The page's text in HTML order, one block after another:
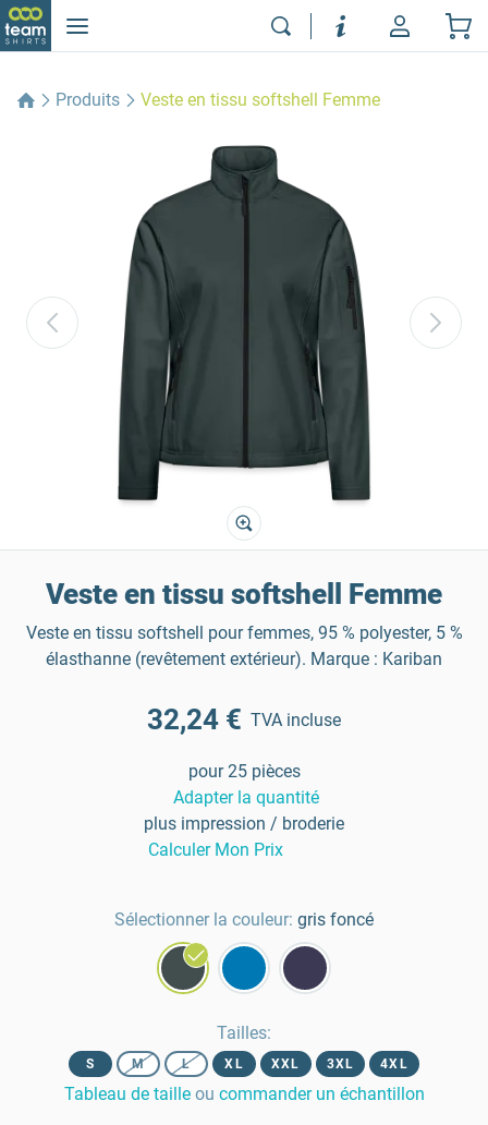
Produits Veste en tissu softshell Femme
Veste en tissu softshell Femme
Veste en tissu softshell pour femmes, 95 % polyester, 5 %
élasthanne (revêtement extérieur). Marque : Kariban
32,24 € TVA incluse
pour 25 pièces
Adapter la quantité
plus impression / broderie
Calculer Mon Prix
Sélectionner la couleur: gris foncé
Tailles:
S M L XL XXL 3XL 4XL
Tableau de taille ou commander un échantillon